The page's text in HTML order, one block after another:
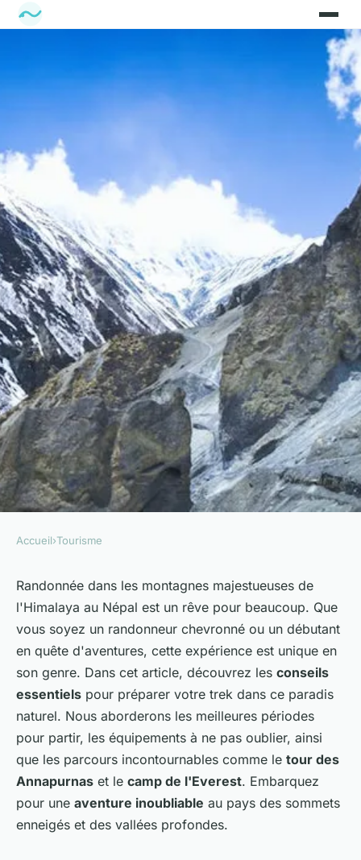
Quels conseils pour une
randonnée dans les
montagnes de l'Himalaya,
Népal?
Accueil›Tourisme
Randonnée dans les montagnes majestueuses de
l'Himalaya au Népal est un rêve pour beaucoup. Que
vous soyez un randonneur chevronné ou un débutant
en quête d'aventures, cette expérience est unique en
son genre. Dans cet article, découvrez les conseils
essentiels pour préparer votre trek dans ce paradis
naturel. Nous aborderons les meilleures périodes
pour partir, les équipements à ne pas oublier, ainsi
que les parcours incontournables comme le tour des
Annapurnas et le camp de l'Everest. Embarquez
pour une aventure inoubliable au pays des sommets
enneigés et des vallées profondes.